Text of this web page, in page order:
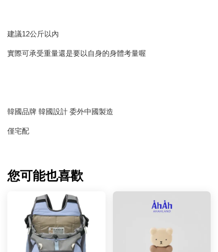
建議12公斤以內
實際可承受重量還是要以自身的身體考量喔
韓國品牌 韓國設計 委外中國製造
僅宅配
您可能也喜歡